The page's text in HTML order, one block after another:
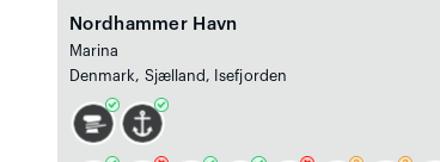
Nordhammer Havn
Marina
Denmark, Sjælland, Isefjorden